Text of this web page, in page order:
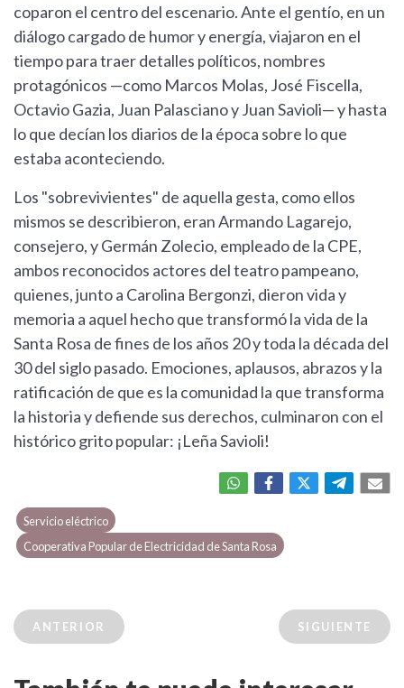
coparon el centro del escenario. Ante el gentío, en un
diálogo cargado de humor y energía, viajaron en el
tiempo para traer detalles políticos, nombres
protagónicos —como Marcos Molas, José Fiscella,
Octavio Gazia, Juan Palasciano y Juan Savioli— y hasta
lo que decían los diarios de la época sobre lo que
estaba aconteciendo.
Los "sobrevivientes" de aquella gesta, como ellos
mismos se describieron, eran Armando Lagarejo,
consejero, y Germán Zolecio, empleado de la CPE,
ambos reconocidos actores del teatro pampeano,
quienes, junto a Carolina Bergonzi, dieron vida y
memoria a aquel hecho que transformó la vida de la
Santa Rosa de fines de los años 20 y toda la década del
30 del siglo pasado. Emociones, aplausos, abrazos y la
ratificación de que es la comunidad la que transforma
la historia y defiende sus derechos, culminaron con el
histórico grito popular: ¡Leña Savioli!
Servicio eléctrico
Cooperativa Popular de Electricidad de Santa Rosa
ANTERIOR SIGUIENTE